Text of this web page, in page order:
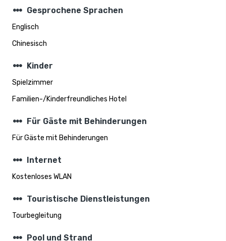
steppers Gesprochene Sprachen
Englisch
Chinesisch
steppers Kinder
Spielzimmer
Familien-/Kinderfreundliches Hotel
steppers Für Gäste mit Behinderungen
Für Gäste mit Behinderungen
steppers Internet
Kostenloses WLAN
steppers Touristische Dienstleistungen
Tourbegleitung
steppers Pool und Strand